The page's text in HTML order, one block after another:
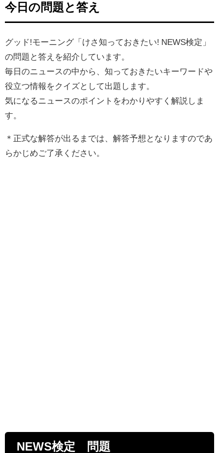
今日の問題と答え
グッド!モーニング「けさ知っておきたい! NEWS検定」
の問題と答えを紹介しています。
毎日のニュースの中から、知っておきたいキーワードや
役立つ情報をクイズとして出題します。
気になるニュースのポイントをわかりやすく解説しま
す。
＊正式な解答が出るまでは、解答予想となりますのであ
らかじめご了承ください。
NEWS検定 問題